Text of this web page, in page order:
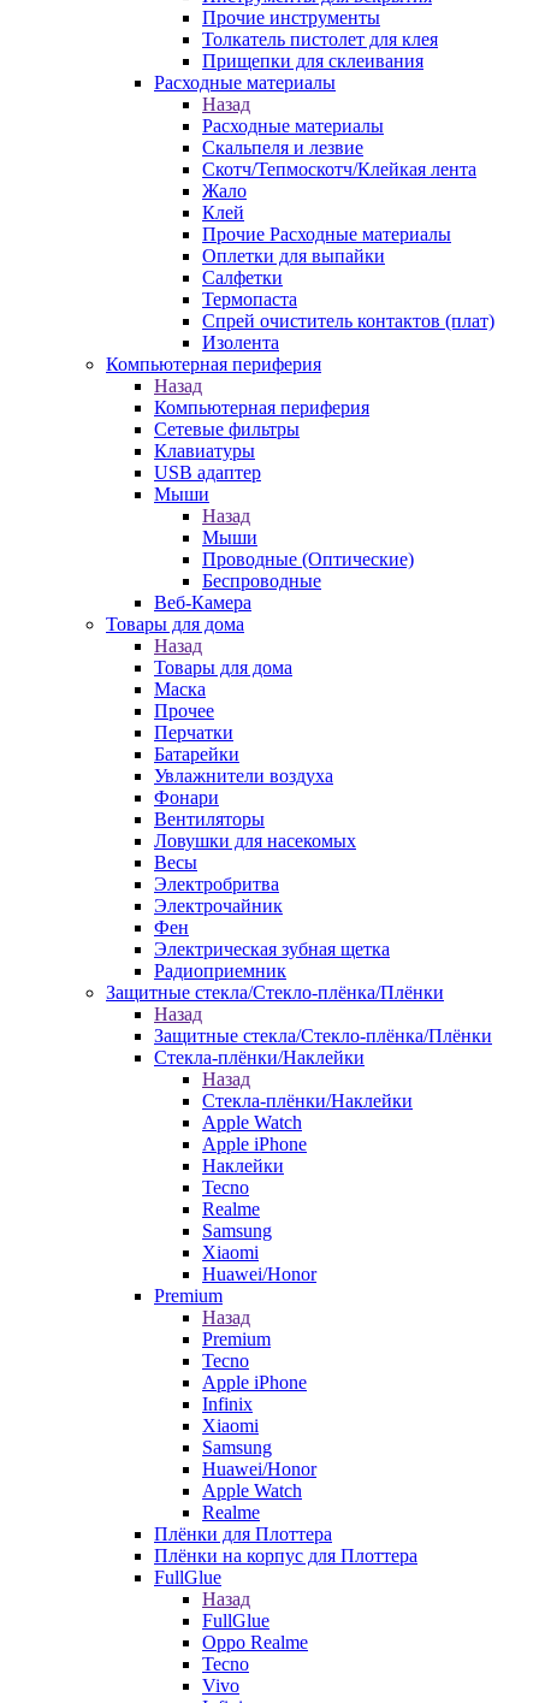
Прочие инструменты
Толкатель пистолет для клея
Прищепки для склеивания
Расходные материалы
Назад
Расходные материалы
Скальпеля и лезвие
Скотч/Тепмоскотч/Клейкая лента
Жало
Клей
Прочие Расходные материалы
Оплетки для выпайки
Салфетки
Термопаста
Спрей очиститель контактов (плат)
Изолента
Компьютерная периферия
Назад
Компьютерная периферия
Сетевые фильтры
Клавиатуры
USB адаптер
Мыши
Назад
Мыши
Проводные (Оптические)
Беспроводные
Веб-Камера
Товары для дома
Назад
Товары для дома
Маска
Прочее
Перчатки
Батарейки
Увлажнители воздуха
Фонари
Вентиляторы
Ловушки для насекомых
Весы
Электробритва
Электрочайник
Фен
Электрическая зубная щетка
Радиоприемник
Защитные стекла/Стекло-плёнка/Плёнки
Назад
Защитные стекла/Стекло-плёнка/Плёнки
Стекла-плёнки/Наклейки
Назад
Стекла-плёнки/Наклейки
Apple Watch
Apple iPhone
Наклейки
Tecno
Realme
Samsung
Xiaomi
Huawei/Honor
Premium
Назад
Premium
Tecno
Apple iPhone
Infinix
Xiaomi
Samsung
Huawei/Honor
Apple Watch
Realme
Плёнки для Плоттера
Плёнки на корпус для Плоттера
FullGlue
Назад
FullGlue
Oppo Realme
Tecno
Vivo